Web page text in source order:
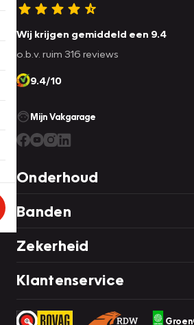
Wij krijgen gemiddeld een 9.4
o.b.v. ruim 316 reviews
9.4/10
Mijn Vakgarage
Onderhoud
Banden
Zekerheid
Klantenservice